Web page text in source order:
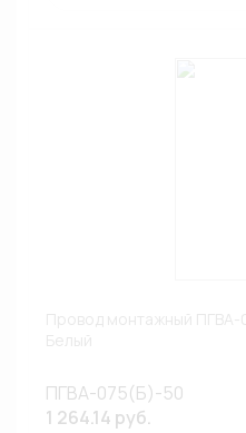
ПГВА-075(Б)-50
1 264.14 руб.